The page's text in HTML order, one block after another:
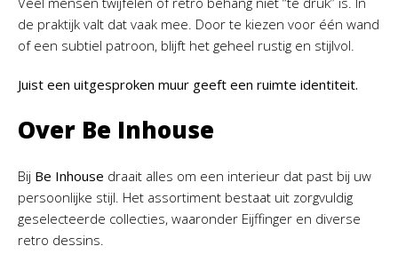
de praktijk valt dat vaak mee. Door te kiezen voor één wand
of een subtiel patroon, blijft het geheel rustig en stijlvol.
Juist een uitgesproken muur geeft een ruimte identiteit.
Over Be Inhouse
Bij Be Inhouse draait alles om een interieur dat past bij uw
persoonlijke stijl. Het assortiment bestaat uit zorgvuldig
geselecteerde collecties, waaronder Eijffinger en diverse
retro dessins.